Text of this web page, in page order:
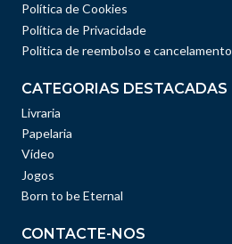
Política de Cookies
Política de Privacidade
Politica de reembolso e cancelamento
CATEGORIAS DESTACADAS
Livraria
Papelaria
Vídeo
Jogos
Born to be Eternal
CONTACTE-NOS